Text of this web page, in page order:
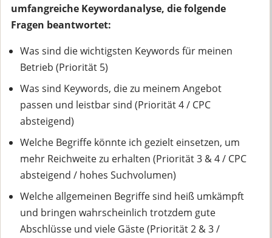
umfangreiche Keywordanalyse, die folgende
Fragen beantwortet:
Was sind die wichtigsten Keywords für meinen
Betrieb (Priorität 5)
Was sind Keywords, die zu meinem Angebot
passen und leistbar sind (Priorität 4 / CPC
absteigend)
Welche Begriffe könnte ich gezielt einsetzen, um
mehr Reichweite zu erhalten (Priorität 3 & 4 / CPC
absteigend / hohes Suchvolumen)
Welche allgemeinen Begriffe sind heiß umkämpft
und bringen wahrscheinlich trotzdem gute
Abschlüsse und viele Gäste (Priorität 2 & 3 /